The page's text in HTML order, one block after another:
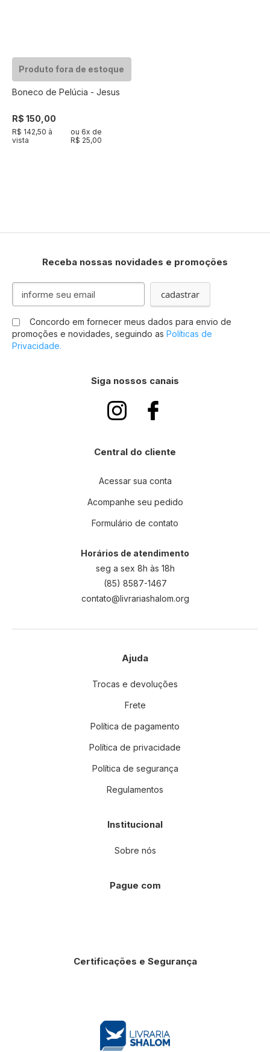
Produto fora de estoque
Boneco de Pelúcia - Jesus
R$ 150,00
R$ 142,50 à
vista
ou 6x de
R$ 25,00
Receba nossas novidades e promoções
Inscreva-
nossa
Newsletter:
cadastrar
Concordo em fornecer meus dados para envio de
promoções e novidades, seguindo as Políticas de
Privacidade.
Siga nossos canais
Central do cliente
Acessar sua conta
Acompanhe seu pedido
Formulário de contato
Horários de atendimento
seg a sex 8h às 18h
(85) 8587-1467
contato@livrariashalom.org
Ajuda
Trocas e devoluções
Frete
Política de pagamento
Política de privacidade
Política de segurança
Regulamentos
Institucional
Sobre nós
Pague com
Certificações e Segurança